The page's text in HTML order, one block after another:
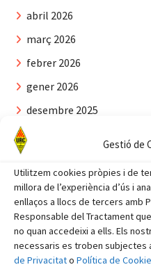
Gestió de
Utilitzem cookies pròpies i de
millora de l’experiència d’ús i
enllaços a llocs de tercers amb
Responsable del Tractament
no quan accedeixi a ells. Els
necessaris es troben subjectes
de Privacitato Política de
abril 2026
març 2026
febrer 2026
gener 2026
desembre 2025
novembre 2025
setembre 2025
agost 2025
juliol 2025
juny 2025